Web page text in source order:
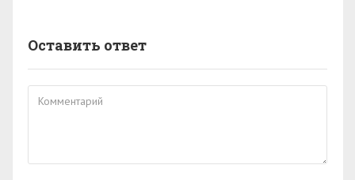
Оставить ответ